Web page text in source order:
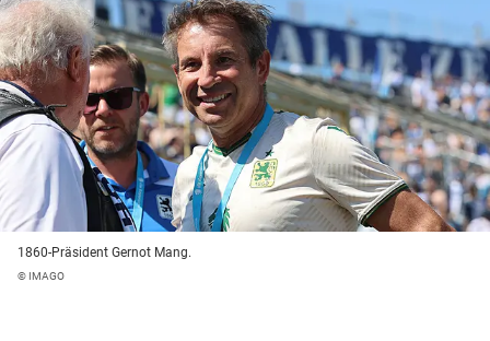
1860-Präsident Gernot Mang.
© IMAGO